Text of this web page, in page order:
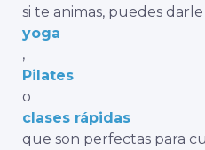
si te animas, puedes
yoga
,
Pilates
o
clases rápidas
que son perfectas para